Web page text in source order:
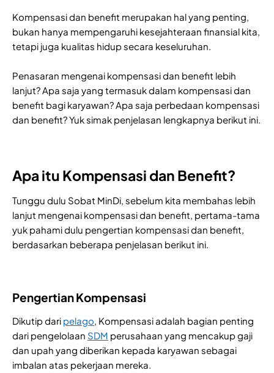
Kompensasi dan benefit merupakan hal yang penting,
bukan hanya mempengaruhi kesejahteraan finansial kita,
tetapi juga kualitas hidup secara keseluruhan.
Penasaran mengenai kompensasi dan benefit lebih
lanjut? Apa saja yang termasuk dalam kompensasi dan
benefit bagi karyawan? Apa saja perbedaan kompensasi
dan benefit? Yuk simak penjelasan lengkapnya berikut ini.
Apa itu Kompensasi dan Benefit?
Tunggu dulu Sobat MinDi, sebelum kita membahas lebih
lanjut mengenai kompensasi dan benefit, pertama-tama
yuk pahami dulu pengertian kompensasi dan benefit,
berdasarkan beberapa penjelasan berikut ini.
Pengertian Kompensasi
Dikutip dari pelago, Kompensasi adalah bagian penting
dari pengelolaan SDM perusahaan yang mencakup gaji
dan upah yang diberikan kepada karyawan sebagai
imbalan atas pekerjaan mereka.